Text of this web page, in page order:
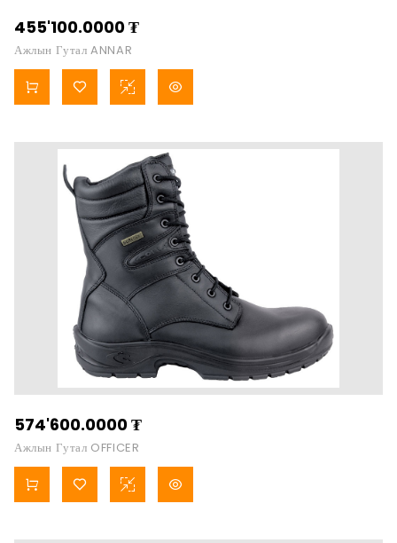
455'100.0000₮
Ажлын Гутал ANNAR
574'600.0000₮
Ажлын Гутал OFFICER